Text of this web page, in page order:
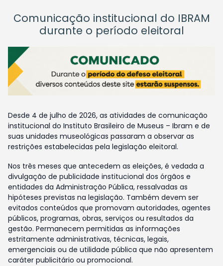
Comunicação institucional do IBRAM
durante o período eleitoral
Desde 4 de julho de 2026, as atividades de comunicação
institucional do Instituto Brasileiro de Museus – Ibram e de
suas unidades museológicas passaram a observar as
restrições estabelecidas pela legislação eleitoral.
Nos três meses que antecedem as eleições, é vedada a
divulgação de publicidade institucional dos órgãos e
entidades da Administração Pública, ressalvadas as
hipóteses previstas na legislação. Também devem ser
evitados conteúdos que promovam autoridades, agentes
públicos, programas, obras, serviços ou resultados da
gestão. Permanecem permitidas as informações
estritamente administrativas, técnicas, legais,
emergenciais ou de utilidade pública que não apresentem
caráter publicitário ou promocional.